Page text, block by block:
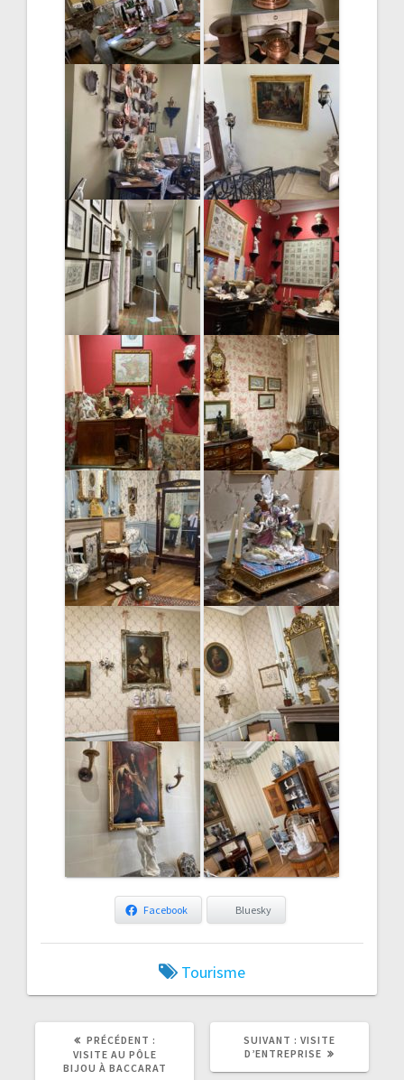
Facebook Bluesky
Tourisme
PRÉCÉDENT :
ARTICLE
PRÉCÉDENT
VISITE AU PÔLE
BIJOU À BACCARAT
SUIVANT :
ARTICLE
VISITE
D’ENTREPRISE